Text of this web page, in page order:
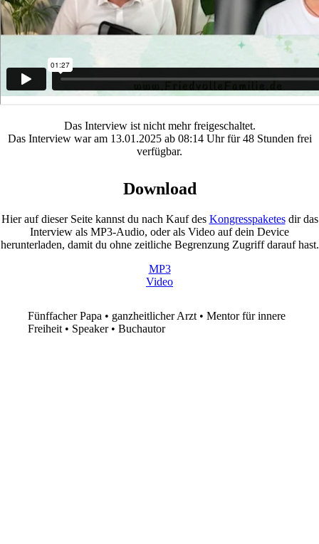
Das Interview ist nicht mehr freigeschaltet.
Das Interview war am 13.01.2025 ab 08:14 Uhr für 48 Stunden frei
verfügbar.
Download
Hier auf dieser Seite kannst du nach Kauf des Kongresspaketesdir das
Interview als MP3-Audio, oder als Video auf dein Device
herunterladen, damit du ohne zeitliche Begrenzung Zugriff darauf hast.
MP3
Video
Fünffacher Papa • ganzheitlicher Arzt • Mentor für innere
Freiheit • Speaker • Buchautor